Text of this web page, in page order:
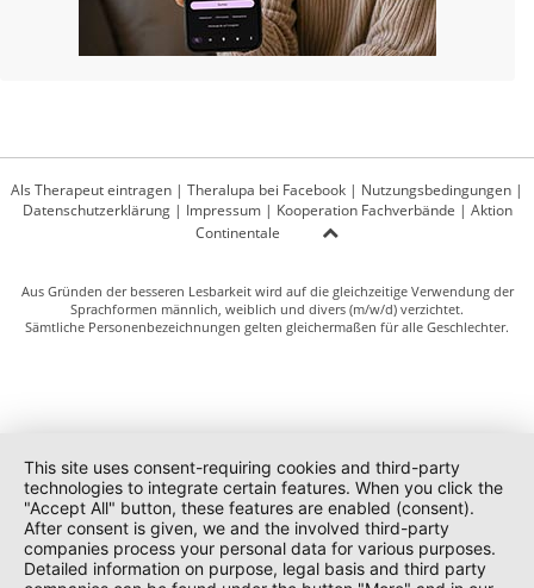
Als Therapeut eintragen | Theralupa bei Facebook | Nutzungsbedingungen |
Datenschutzerklärung| Impressum| Kooperation Fachverbände | Aktion
Continentale
Aus Gründen der besseren Lesbarkeit wird auf die gleichzeitige Verwendung der
Sprachformen männlich, weiblich und divers (m/w/d) verzichtet.
Sämtliche Personenbezeichnungen gelten gleichermaßen für alle Geschlechter.
This site uses consent-requiring cookies and third-party
technologies to integrate certain features. When you click the
"Accept All" button, these features are enabled (consent).
After consent is given, we and the involved third-party
companies process your personal data for various purposes.
Detailed information on purpose, legal basis and third party